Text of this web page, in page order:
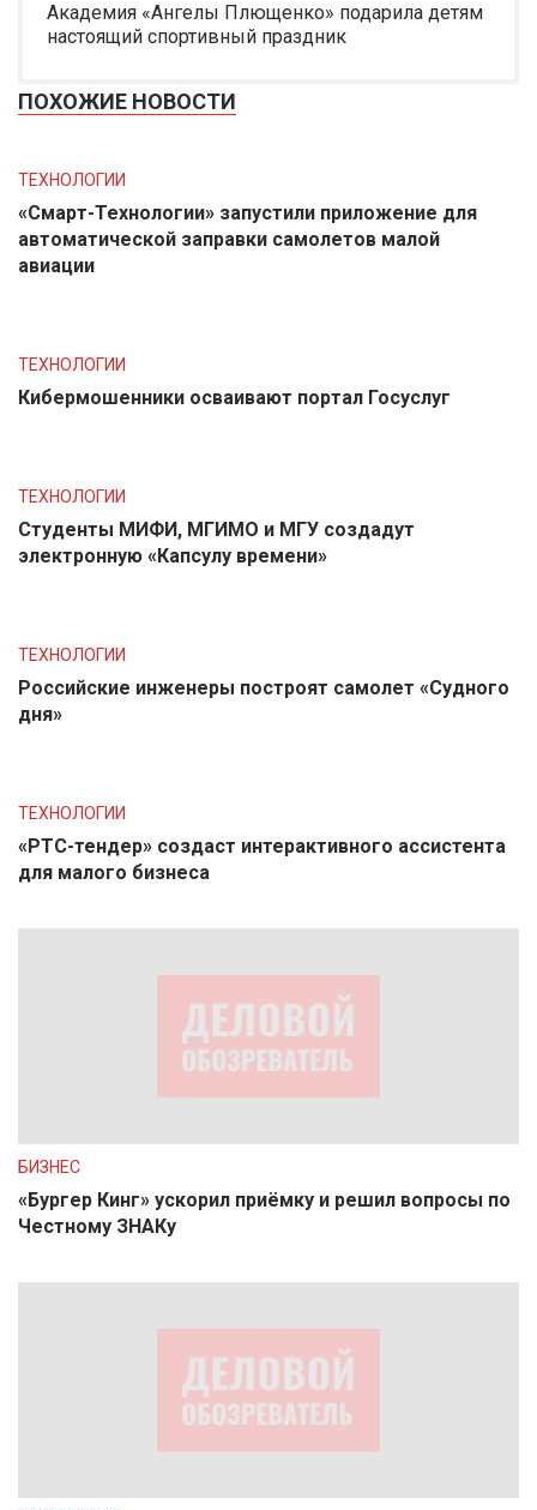
Академия «Ангелы Плющенко» подарила детям
настоящий спортивный праздник
ПОХОЖИЕ НОВОСТИ
ТЕХНОЛОГИИ
«Смарт-Технологии» запустили приложение для
автоматической заправки самолетов малой
авиации
ТЕХНОЛОГИИ
Кибермошенники осваивают портал Госуслуг
ТЕХНОЛОГИИ
Студенты МИФИ, МГИМО и МГУ создадут
электронную «Капсулу времени»
ТЕХНОЛОГИИ
Российские инженеры построят самолет «Судного
дня»
ТЕХНОЛОГИИ
«РТС-тендер» создаст интерактивного ассистента
для малого бизнеса
БИЗНЕС
«Бургер Кинг» ускорил приёмку и решил вопросы по
Честному ЗНАКу